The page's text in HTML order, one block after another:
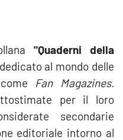
"Quaderni della
al mondo delle
Fan Magazines.
per il loro
secondarie
editoriale intorno al